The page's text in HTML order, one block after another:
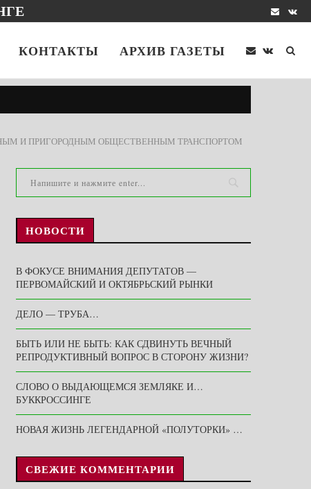
КОНТАКТЫ АРХИВ ГАЗЕТЫ
И ПРИГОРОДНЫМ ОБЩЕСТВЕННЫМ ТРАНСПОРТОМ
НОВОСТИ
В ФОКУСЕ ВНИМАНИЯ ДЕПУТАТОВ —
ПЕРВОМАЙСКИЙ И ОКТЯБРЬСКИЙ РЫНКИ
ДЕЛО — ТРУБА…
БЫТЬ ИЛИ НЕ БЫТЬ: КАК СДВИНУТЬ ВЕЧНЫЙ
РЕПРОДУКТИВНЫЙ ВОПРОС В СТОРОНУ ЖИЗНИ?
СЛОВО О ВЫДАЮЩЕМСЯ ЗЕМЛЯКЕ И…
БУККРОССИНГЕ
НОВАЯ ЖИЗНЬ ЛЕГЕНДАРНОЙ «ПОЛУТОРКИ» …
СВЕЖИЕ КОММЕНТАРИИ